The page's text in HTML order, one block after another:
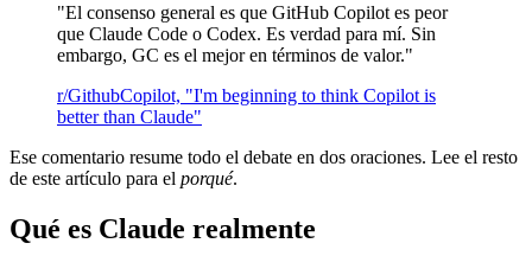
"El consenso general es que GitHub Copilot es peor
que Claude Code o Codex. Es verdad para mí. Sin
embargo, GC es el mejor en términos de valor."
r/GithubCopilot, "I'm beginning to think Copilot is
better than Claude"
Ese comentario resume todo el debate en dos oraciones. Lee el resto
de este artículo para el porqué.
Qué es Claude realmente